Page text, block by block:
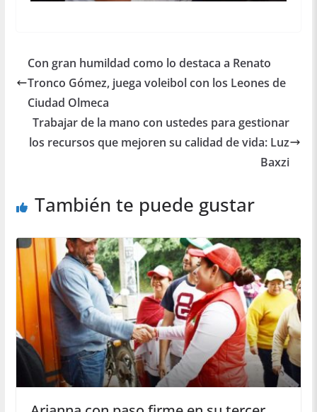
Con gran humildad como lo destaca a Renato
Tronco Gómez, juega voleibol con los Leones de
Ciudad Olmeca
Trabajar de la mano con ustedes para gestionar
los recursos que mejoren su calidad de vida: Luz
Baxzi
También te puede gustar